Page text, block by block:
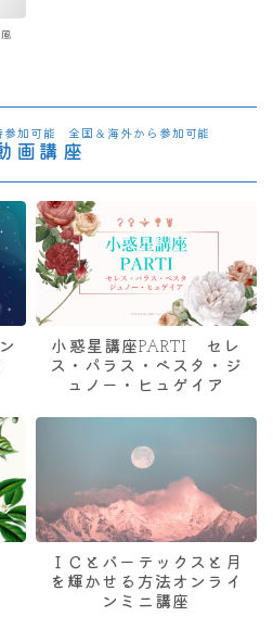
参加可能 全国＆海外から参加可能
画講座
小惑星講座PARTI セレ
ス・パラス・ベスタ・ジ
ュノー・ヒュゲイア
ＩＣとバーテックスと月
を輝かせる方法オンライ
ンミニ講座